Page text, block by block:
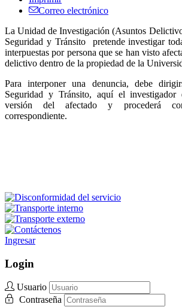
Correo electrónico
La Unidad de Investigación (Asuntos
Seguridad y Tránsito pretende investigar
interpuestas por persona que se han visto
delictivo dentro de la propiedad de la
Para interponer una denuncia, debe
Seguridad y Tránsito, aquí el investigador
versión del afectado y procederá
correspondiente.
Ingresar
Login
Usuario
Contraseña